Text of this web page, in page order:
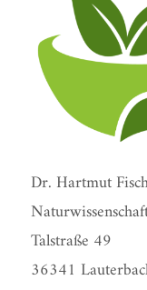
Dr. Hartmut
Talstraße 49
36341